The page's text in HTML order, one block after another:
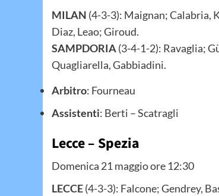
MILAN (4-3-3): Maignan; Calabria,
Diaz, Leao; Giroud.
SAMPDORIA(3-4-1-2): Ravaglia;
Quagliarella, Gabbiadini.
Arbitro: Fourneau
Assistenti: Berti – Scatragli
Lecce – Spezia
Domenica 21 maggio ore 12:30
LECCE(4-3-3): Falcone; Gendrey,